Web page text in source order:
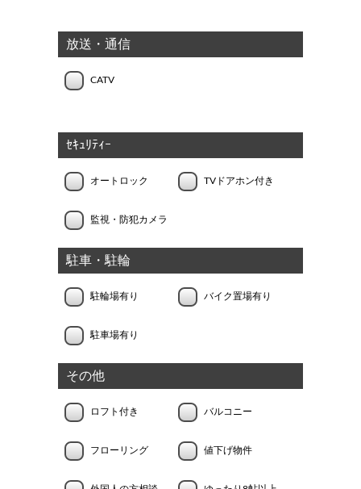
放送・通信
CATV
ｾｷｭﾘﾃｨｰ
オートロック TVドアホン付き
監視・防犯カメラ
駐車・駐輪
駐輪場有り バイク置場有り
駐車場有り
その他
ロフト付き バルコニー
フローリング 値下げ物件